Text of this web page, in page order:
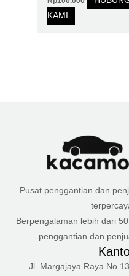
KAMI
Pusat penggantian dan
Berpengalaman lebih dari
penggantian dan
Jl. Margajaya Raya